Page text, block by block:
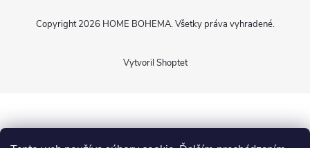
Vytvoril Shoptet
Copyright 2026 HOME BOHEMA. Všetky práva vyhradené.